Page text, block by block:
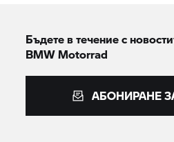
Бъдете в течение с
BMW Motorrad
АБОНИРАНЕ